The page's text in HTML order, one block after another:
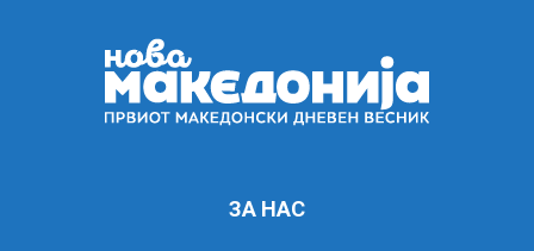
ЗА НАС